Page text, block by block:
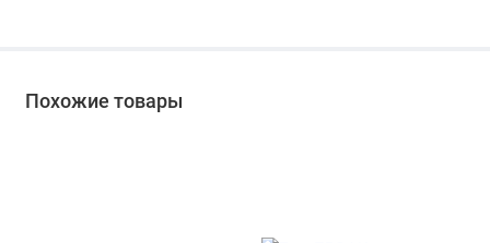
Похожие товары